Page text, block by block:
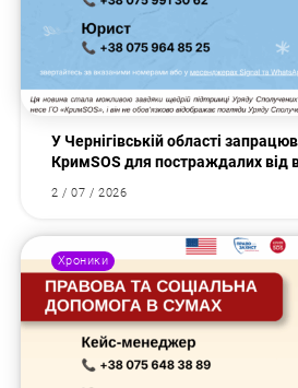
У Чернігівській області
КримSOS для постраждалих від
2 / 07 / 2026
Хроники